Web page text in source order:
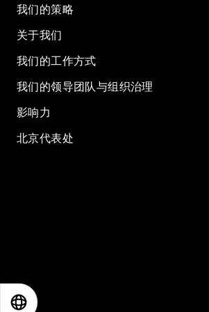
我们的策略
关于我们
我们的工作方式
我们的领导团队与组织治理
影响力
北京代表处